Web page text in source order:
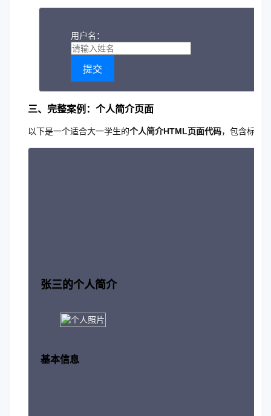
用户名：
提交
三、完整案例：个人简介页面
以下是一个适合大一学生的个人简介HTML页面代码，包含标题
张三的个人简介
基本信息